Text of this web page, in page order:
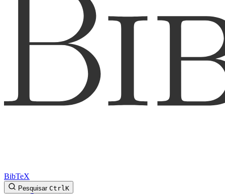
BibTeX
Pesquisar CtrlK